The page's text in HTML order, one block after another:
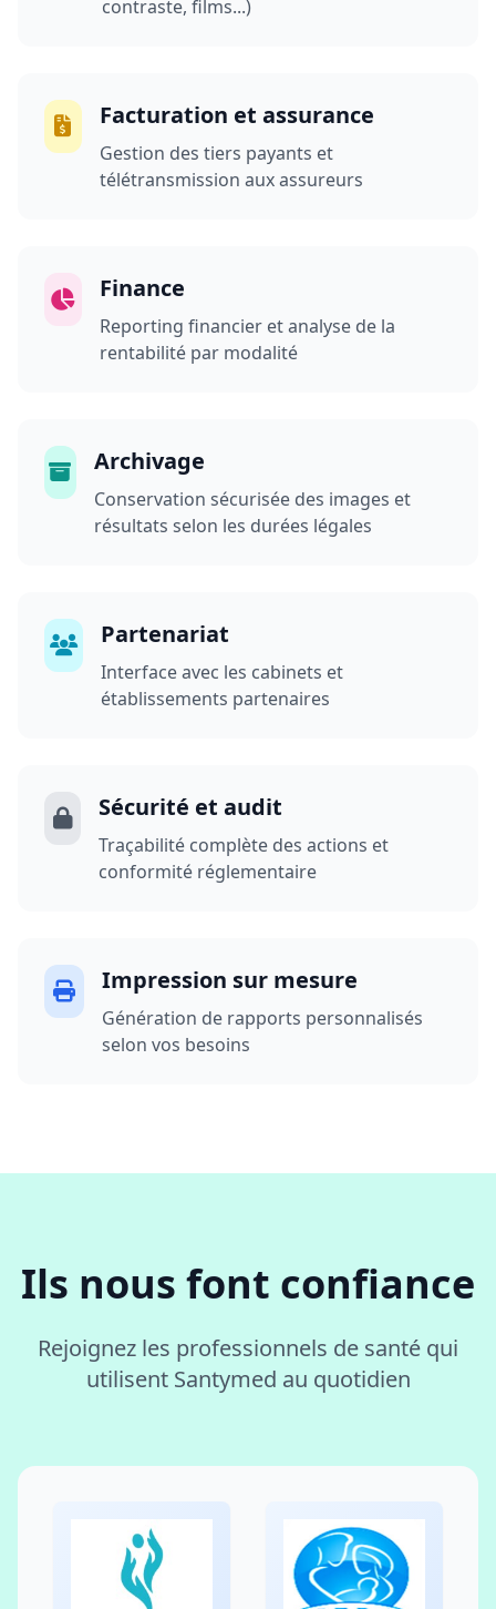
contraste, films...)
Facturation et assurance
Gestion des tiers payants et
télétransmission aux assureurs
Finance
Reporting financier et analyse de la
rentabilité par modalité
Archivage
Conservation sécurisée des images et
résultats selon les durées légales
Partenariat
Interface avec les cabinets et
établissements partenaires
Sécurité et audit
Traçabilité complète des actions et
conformité réglementaire
Impression sur mesure
Génération de rapports personnalisés
selon vos besoins
Ils nous font confiance
Rejoignez les professionnels de santé qui
utilisent Santymed au quotidien